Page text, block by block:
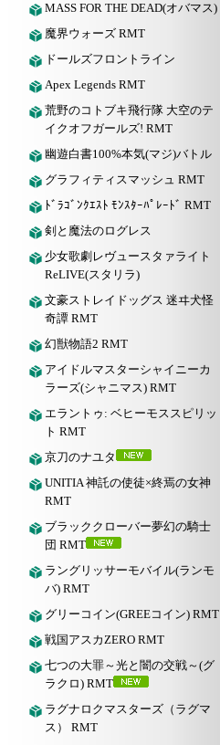
MASS FOR THE DEAD(オバマス)
魔界ウォーズ RMT
ドールズフロントライン
Apex Legends RMT
荒野のコトブキ飛行隊 大空のテ
イクオフガールズ! RMT
幽遊白書100%本気(マジ)バトル
グラフィティスマッシュ RMT
ﾄﾞﾗｺﾞﾝｸｴｽﾄ ﾓﾝｽﾀｰﾊﾟﾚｰﾄﾞ RMT
剣と魔法のログレス
少女歌劇レヴュースタァライト
ReLIVE(スタリラ)
文豪ストレイドッグス 迷ヰ犬怪
奇譚 RMT
幻獣物語2 RMT
アイドルマスターシャイニーカ
ラーズ(シャニマス) RMT
エラントゥ: ベヒーモススピリッ
ト RMT
京刀のナユタ
UNITIA 神託の使徒×終焉の女神
RMT
ブラッククローバー夢幻の騎士
団 RMT
ラングリッサーモバイル(ランモ
バ) RMT
グリーコイン(GREEコイン) RMT
戦国アスカZERO RMT
七つの大罪～光と闇の交戦～(グ
ラクロ) RMT
ラグナロクマスターズ（ラグマ
ス） RMT